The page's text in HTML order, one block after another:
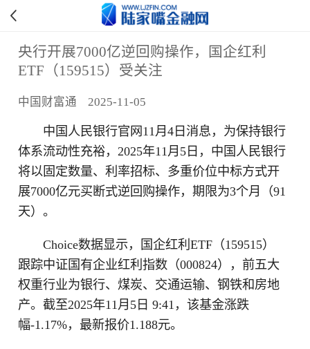
央行开展7000亿逆回购操作，国企红利
ETF（159515）受关注
中国财富通 2025-11-05
中国人民银行官网11月4日消息，为保持银行
体系流动性充裕，2025年11月5日，中国人民银行
将以固定数量、利率招标、多重价位中标方式开
展7000亿元买断式逆回购操作，期限为3个月（91
天）。
Choice数据显示，国企红利ETF（159515）
跟踪中证国有企业红利指数（000824），前五大
权重行业为银行、煤炭、交通运输、钢铁和房地
产。截至2025年11月5日 9:41，该基金涨跌
幅-1.17%，最新报价1.188元。